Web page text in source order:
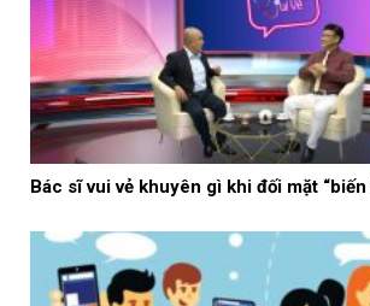
Bác sĩ vui vẻ khuyên gì khi đối mặt “biến